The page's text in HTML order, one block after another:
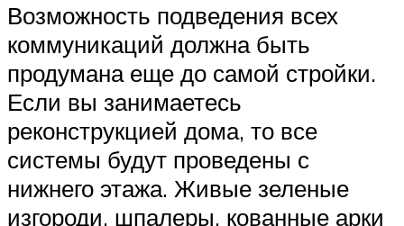
Возможность подведения всех
коммуникаций должна быть
продумана еще до самой стройки.
Если вы занимаетесь
реконструкцией дома, то все
системы будут проведены с
нижнего этажа. Живые зеленые
изгороди, шпалеры, кованные арки